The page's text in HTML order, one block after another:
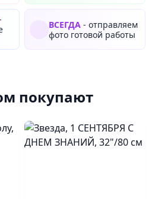
ВСЕГДА - отправляем
фото готовой работы
покупают